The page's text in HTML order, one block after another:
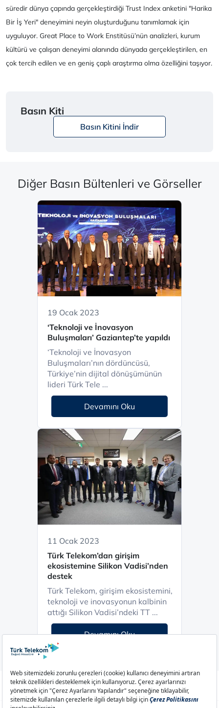
süredir dünya çapında gerçekleştirdiği Trust Index anketini "Harika
Bir İş Yeri" deneyimini neyin oluşturduğunu tanımlamak için
uyguluyor. Great Place to Work Enstitüsü’nün analizleri, kurum
kültürü ve çalışan deneyimi alanında dünyada gerçekleştirilen, en
çok tercih edilen ve en geniş çaplı araştırma olma özelliğini taşıyor.
Basın Kiti
Basın Kitini İndir
Diğer Basın Bültenleri ve Görseller
19 Ocak 2023
‘Teknoloji ve İnovasyon
Buluşmaları’ Gaziantep’te yapıldı
‘Teknoloji ve İnovasyon
Buluşmaları’nın dördüncüsü,
Türkiye’nin dijital dönüşümünün
lideri Türk Tele ...
Devamını Oku
11 Ocak 2023
Türk Telekom’dan girişim
ekosistemine Silikon Vadisi’nden
destek
Türk Telekom, girişim ekosistemini,
teknoloji ve inovasyonun kalbinin
attığı Silikon Vadisi’ndeki TT ...
Devamını Oku